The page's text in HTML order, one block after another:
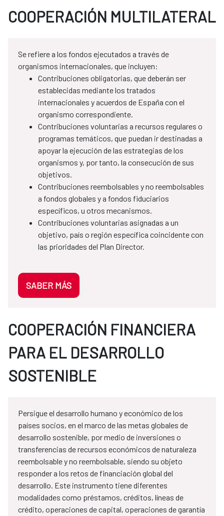
COOPERACIÓN MULTILATERAL
Se refiere a los fondos ejecutados a través de
organismos internacionales, que incluyen:
Contribuciones obligatorias, que deberán ser
establecidas mediante los tratados
internacionales y acuerdos de España con el
organismo correspondiente.
Contribuciones voluntarias a recursos regulares o
programas temáticos, que puedan ir destinadas a
apoyar la ejecución de las estrategias de los
organismos y, por tanto, la consecución de sus
objetivos.
Contribuciones reembolsables y no reembolsables
a fondos globales y a fondos fiduciarios
específicos, u otros mecanismos.
Contribuciones voluntarias asignadas a un
objetivo, país o región específica coincidente con
las prioridades del Plan Director.
SABER MÁS
COOPERACIÓN FINANCIERA
PARA EL DESARROLLO
SOSTENIBLE
Persigue el desarrollo humano y económico de los
países socios, en el marco de las metas globales de
desarrollo sostenible, por medio de inversiones o
transferencias de recursos económicos de naturaleza
reembolsable y no reembolsable, siendo su objeto
responder a los retos de financiación global del
desarrollo. Este instrumento tiene diferentes
modalidades como préstamos, créditos, líneas de
crédito, operaciones de capital, operaciones de garantía